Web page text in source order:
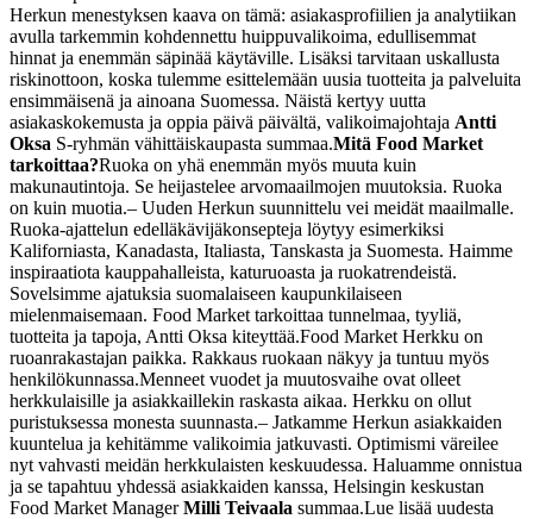
Herkun menestyksen kaava on tämä: asiakasprofiilien ja analytiikan
avulla tarkemmin kohdennettu huippuvalikoima, edullisemmat
hinnat ja enemmän säpinää käytäville. Lisäksi tarvitaan uskallusta
riskinottoon, koska tulemme esittelemään uusia tuotteita ja palveluita
ensimmäisenä ja ainoana Suomessa. Näistä kertyy uutta
asiakaskokemusta ja oppia päivä päivältä, valikoimajohtaja Antti
Oksa S-ryhmän vähittäiskaupasta summaa.Mitä Food Market
tarkoittaa?Ruoka on yhä enemmän myös muuta kuin
makunautintoja. Se heijastelee arvomaailmojen muutoksia. Ruoka
on kuin muotia.– Uuden Herkun suunnittelu vei meidät maailmalle.
Ruoka-ajattelun edelläkävijäkonsepteja löytyy esimerkiksi
Kaliforniasta, Kanadasta, Italiasta, Tanskasta ja Suomesta. Haimme
inspiraatiota kauppahalleista, katuruoasta ja ruokatrendeistä.
Sovelsimme ajatuksia suomalaiseen kaupunkilaiseen
mielenmaisemaan. Food Market tarkoittaa tunnelmaa, tyyliä,
tuotteita ja tapoja, Antti Oksa kiteyttää.Food Market Herkku on
ruoanrakastajan paikka. Rakkaus ruokaan näkyy ja tuntuu myös
henkilökunnassa.Menneet vuodet ja muutosvaihe ovat olleet
herkkulaisille ja asiakkaillekin raskasta aikaa. Herkku on ollut
puristuksessa monesta suunnasta.– Jatkamme Herkun asiakkaiden
kuuntelua ja kehitämme valikoimia jatkuvasti. Optimismi väreilee
nyt vahvasti meidän herkkulaisten keskuudessa. Haluamme onnistua
ja se tapahtuu yhdessä asiakkaiden kanssa, Helsingin keskustan
Food Market ManagerMilli Teivaala summaa.Lue lisää uudesta